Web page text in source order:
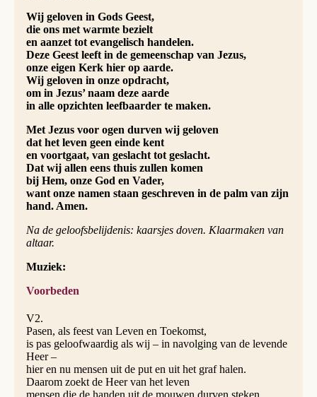
Wij geloven in Gods Geest,
die ons met warmte bezielt
en aanzet tot evangelisch handelen.
Deze Geest leeft in de gemeenschap van Jezus,
onze eigen Kerk hier op aarde.
Wij geloven in onze opdracht,
om in Jezus’ naam deze aarde
in alle opzichten leefbaarder te maken.
Met Jezus voor ogen durven wij geloven
dat het leven geen einde kent
en voortgaat, van geslacht tot geslacht.
Dat wij allen eens thuis zullen komen
bij Hem, onze God en Vader,
want onze namen staan geschreven in de palm van zijn
hand. Amen.
Na de geloofsbelijdenis: kaarsjes doven. Klaarmaken van
altaar.
Muziek:
Voorbeden
V2.
Pasen, als feest van Leven en Toekomst,
is pas geloofwaardig als wij – in navolging van de levende
Heer –
hier en nu mensen uit de put en uit het graf halen.
Daarom zoekt de Heer van het leven